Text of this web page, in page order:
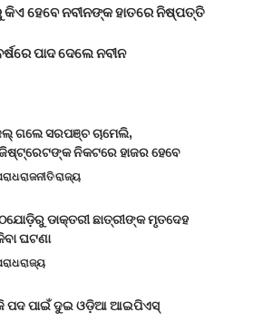
କିଏ ହେବେ ନବୀନଙ୍କ ହାତରେ ନିଷ୍ପତ୍ତି
ପାଦ ଦେଲେ ନବୀନ
ଗଲେ ସରପଞ୍ଚ ଚାମେଲି,
ନିକଟରେ ହାଜର ହେବେ
ରାଜନୀତିରାଜ୍ୟ
ଡାକ୍ତରୀ ଛାତ୍ରୀଙ୍କ ମୃତଦେହ
ଘଟଣା
ରାଜ୍ୟ
ପଦ ପାଇଁ ଦୁଇ ଓଡ଼ିଆ ଆଇପିଏସ୍